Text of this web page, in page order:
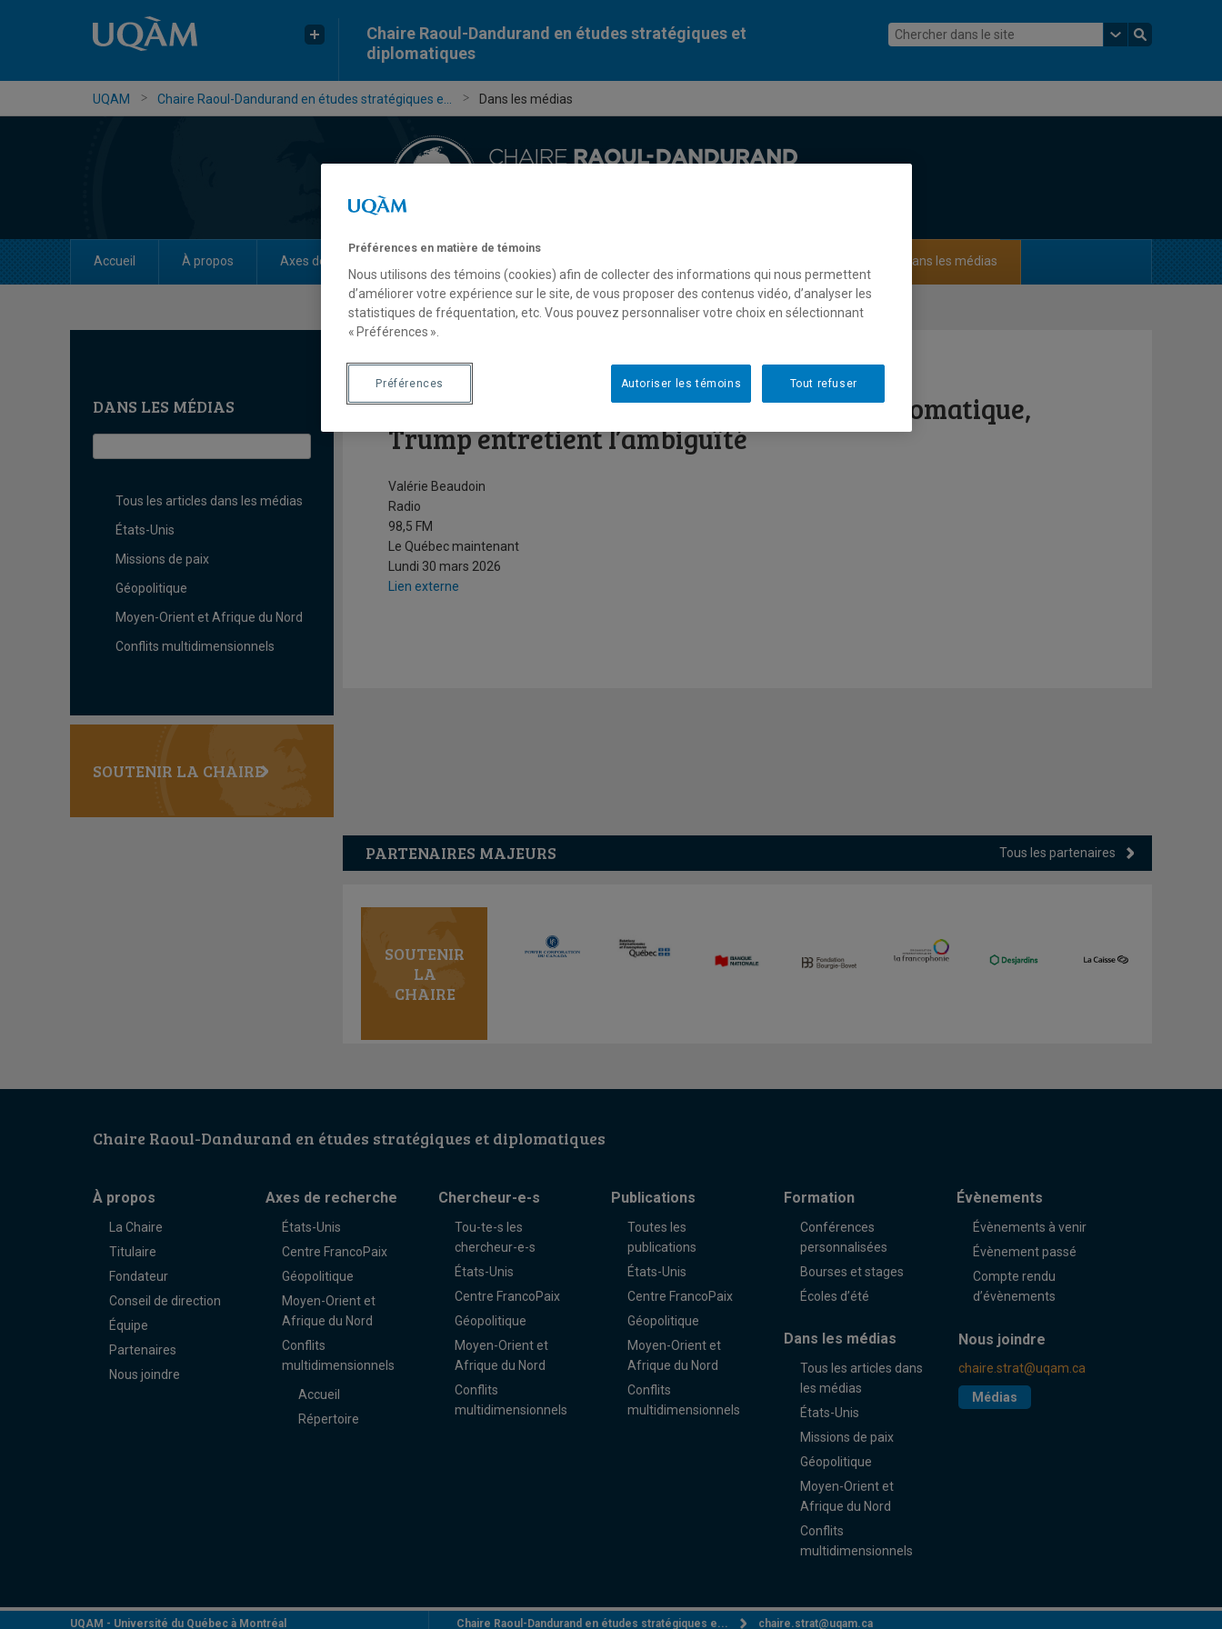
Chaire Raoul-Dandurand en études stratégiques et
diplomatiques
UQAM Chaire Raoul-Dandurand en études stratégiques e... Dans les médias
Accueil À propos Axes de recherche Dans les médias
DANS LES MÉDIAS
Tous les articles dans les médias
États-Unis
Missions de paix
Géopolitique
Moyen-Orient et Afrique du Nord
Conflits multidimensionnels
SOUTENIR LA CHAIRE
Entre menaces militaires et ouverture diplomatique,
Trump entretient l’ambiguïté
Valérie Beaudoin
Radio
98,5 FM
Le Québec maintenant
Lundi 30 mars 2026
Lien externe
PARTENAIRES MAJEURS Tous les partenaires
SOUTENIR
LA
CHAIRE
Chaire Raoul-Dandurand en études stratégiques et diplomatiques
À propos
La Chaire
Titulaire
Fondateur
Conseil de direction
Équipe
Partenaires
Nous joindre
Axes de recherche
États-Unis
Centre FrancoPaix
Géopolitique
Moyen-Orient et
Afrique du Nord
Conflits
multidimensionnels
Accueil
Répertoire
Chercheur-e-s
Tou-te-s les
chercheur-e-s
États-Unis
Centre FrancoPaix
Géopolitique
Moyen-Orient et
Afrique du Nord
Conflits
multidimensionnels
Publications
Toutes les
publications
États-Unis
Centre FrancoPaix
Géopolitique
Moyen-Orient et
Afrique du Nord
Conflits
multidimensionnels
Formation
Conférences
personnalisées
Bourses et stages
Écoles d’été
Évènements
Évènements à venir
Évènement passé
Compte rendu
d’évènements
Dans les médias
Tous les articles dans
les médias
États-Unis
Missions de paix
Géopolitique
Moyen-Orient et
Afrique du Nord
Conflits
multidimensionnels
Nous joindre
chaire.strat@uqam.ca
Médias
UQAM - Université du Québec à Montréal Chaire Raoul-Dandurand en études stratégiques e... chaire.strat@uqam.ca
Préférences en matière de témoins
Nous utilisons des témoins (cookies) afin de collecter des informations qui nous permettent
d’améliorer votre expérience sur le site, de vous proposer des contenus vidéo, d’analyser les
statistiques de fréquentation, etc. Vous pouvez personnaliser votre choix en sélectionnant
« Préférences ».
Tout refuser
Autoriser les témoins
Préférences